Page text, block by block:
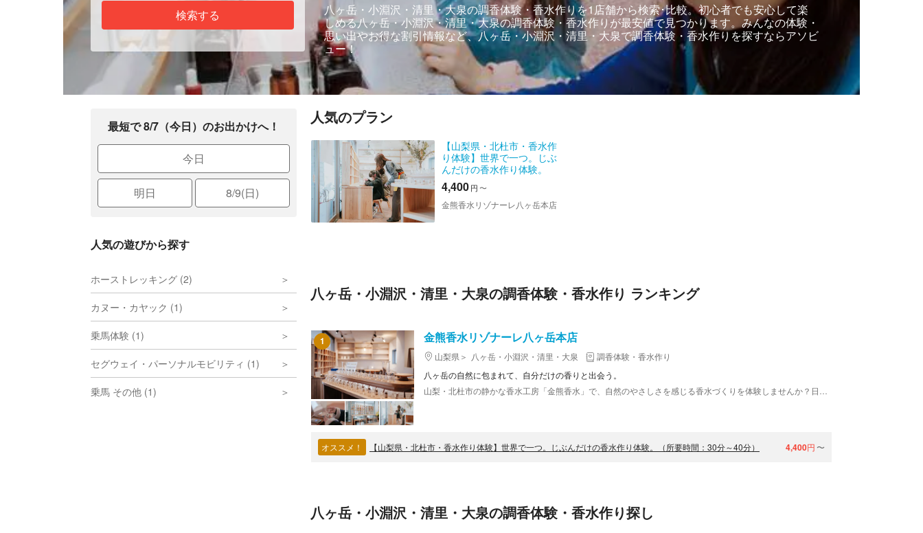
検索する
八ヶ岳・小淵沢・清里・大泉の調香体験・香水作りを1店舗から検索･比較。初心者でも安心して楽
しめる八ヶ岳・小淵沢・清里・大泉の調香体験・香水作りが最安値で見つかります。みんなの体験・
思い出やお得な割引情報など、八ヶ岳・小淵沢・清里・大泉で調香体験・香水作りを探すならアソビ
ュー！
最短で 8/7（今日）のお出かけへ！
今日
明日 8/9(日)
人気の遊びから探す
ホーストレッキング (2)
カヌー・カヤック (1)
乗馬体験 (1)
セグウェイ・パーソナルモビリティ (1)
乗馬 その他 (1)
人気のプラン
【山梨県・北杜市・香水作
り体験】世界で一つ。じぶ
んだけの香水作り体験。
（所要時間：30分～40分）
4,400円 〜
金熊香水リゾナーレ八ヶ岳本店
八ヶ岳・小淵沢・清里・大泉の調香体験・香水作り ランキング
1 金熊香水リゾナーレ八ヶ岳本店
山梨県 八ヶ岳・小淵沢・清里・大泉
調香体験・香水作り
八ヶ岳の自然に包まれて、自分だけの香りと出会う。
オススメ！ 【山梨県・北杜市・香水作り体験】世界で一つ。じぶんだけの香水作り体験。（所要時間：30分～40分） 4,400円 〜
八ヶ岳・小淵沢・清里・大泉の調香体験・香水作り探し